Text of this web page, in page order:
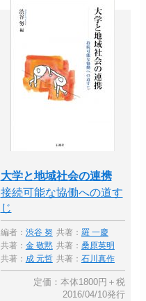
大学と地域社会の連携
接続可能な協働への道す
じ
編者： 渋谷 努 共著： 羅 一慶
共著： 金 敬黙 共著： 桑原英明
共著： 成 元哲 共著： 石川真作
定価：本体1800円＋税
2016/04/10発行